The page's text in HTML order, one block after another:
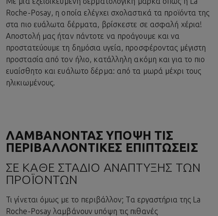
Roche-Posay, η οποία ελέγχει σχολαστικά τα προϊόντα της
στα πιο ευάλωτα δέρματα, βρίσκεστε σε ασφαλή χέρια!
Αποστολή μας ήταν πάντοτε να προάγουμε και να
προστατεύουμε τη δημόσια υγεία, προσφέροντας μέγιστη
προστασία από τον ήλιο, κατάλληλη ακόμη και για το πιο
ευαίσθητο και ευάλωτο δέρμα: από τα μωρά μέχρι τους
ηλικιωμένους.
ΛΑΜΒΑΝΟΝΤΑΣ ΥΠΟΨΗ ΤΙΣ
ΠΕΡΙΒΑΛΛΟΝΤΙΚΕΣ ΕΠΙΠΤΩΣΕΙΣ
ΣΕ ΚΑΘΕ ΣΤΑΔΙΟ ΑΝΑΠΤΥΞΗΣ ΤΩΝ
ΠΡΟΪΟΝΤΩΝ
Τι γίνεται όμως με το περιβάλλον; Τα εργαστήρια της La
Roche-Posay λαμβάνουν υπόψη τις πιθανές